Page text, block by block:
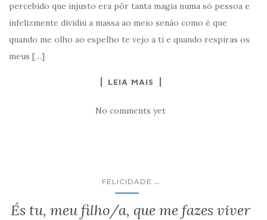
percebido que injusto era pôr tanta magia numa só pessoa e
infelizmente dividiu a massa ao meio senão como é que
quando me olho ao espelho te vejo a ti e quando respiras os
meus […]
LEIA MAIS
No comments yet
FELICIDADE ...
És tu, meu filho/a, que me fazes viver